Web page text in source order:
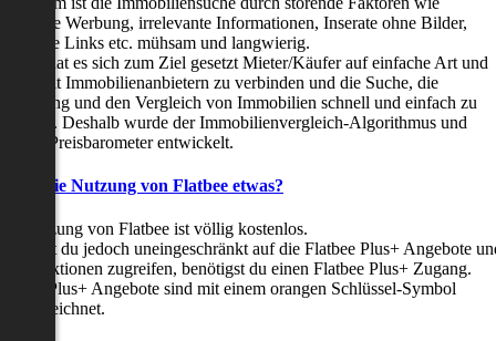
Werbung, irrelevante Informationen, Inserate ohne Bilder,
Links etc. mühsam und langwierig.
hat es sich zum Ziel gesetzt Mieter/Käufer auf einfache Art und
mit Immobilienanbietern zu verbinden und die Suche, die
und den Vergleich von Immobilien schnell und einfach zu
Deshalb wurde der Immobilienvergleich-Algorithmus und
Preisbarometer entwickelt.
die Nutzung von Flatbee etwas?
Nutzung von Flatbee ist völlig kostenlos.
du jedoch uneingeschränkt auf die Flatbee Plus+ Angebote
zugreifen, benötigst du einen Flatbee Plus+ Zugang.
Plus+ Angebote sind mit einem orangen Schlüssel-Symbol